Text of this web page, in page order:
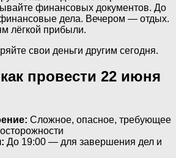
финансовых документов. До
дела. Вечером — отдых.
лёгкой прибыли.
свои деньги другим сегодня.
провести 22 июня
Сложное, опасное, требующее
До 19:00 — для завершения дел и